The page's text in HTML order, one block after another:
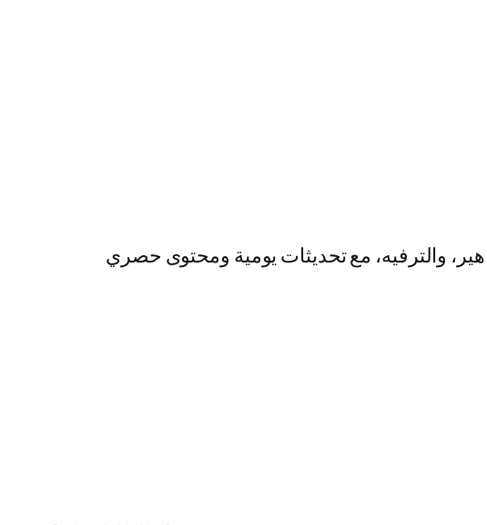
والترفيه، مع تحديثات يومية ومحتوى حصري